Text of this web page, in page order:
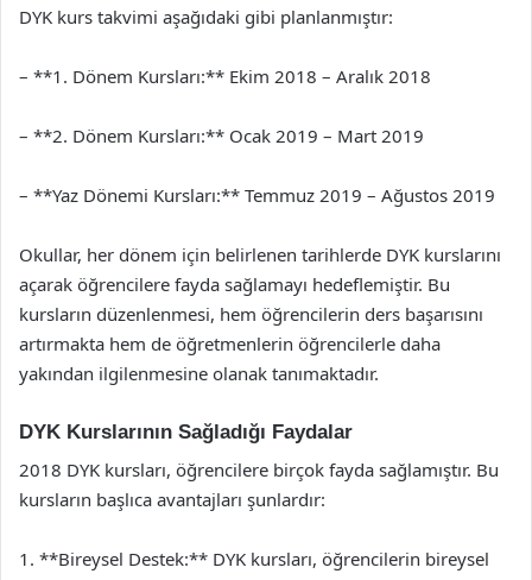
DYK kurs takvimi aşağıdaki gibi planlanmıştır:
– **1. Dönem Kursları:** Ekim 2018 – Aralık 2018
– **2. Dönem Kursları:** Ocak 2019 – Mart 2019
– **Yaz Dönemi Kursları:** Temmuz 2019 – Ağustos 2019
Okullar, her dönem için belirlenen tarihlerde DYK kurslarını
açarak öğrencilere fayda sağlamayı hedeflemiştir. Bu
kursların düzenlenmesi, hem öğrencilerin ders başarısını
artırmakta hem de öğretmenlerin öğrencilerle daha
yakından ilgilenmesine olanak tanımaktadır.
DYK Kurslarının Sağladığı Faydalar
2018 DYK kursları, öğrencilere birçok fayda sağlamıştır. Bu
kursların başlıca avantajları şunlardır:
1. **Bireysel Destek:** DYK kursları, öğrencilerin bireysel